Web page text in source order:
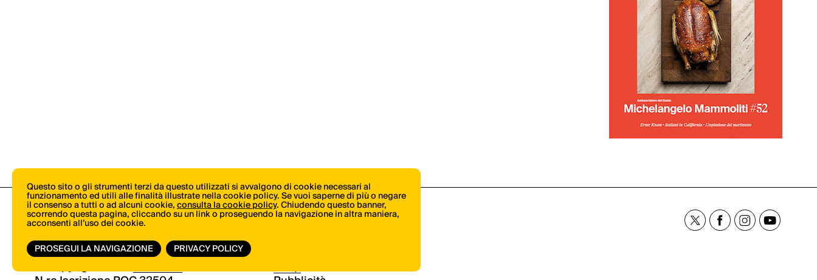
© Copyright 2026.Vertical.it Shop
Questo sito o gli strumenti terzi da questo utilizzati si avvalgono di cookie necessari al
funzionamento ed utili alle finalità illustrate nella cookie policy. Se vuoi saperne di più o negare
il consenso a tutti o ad alcuni cookie,consulta la cookie policy. Chiudendo questo banner,
scorrendo questa pagina, cliccando su un link o proseguendo la navigazione in altra maniera,
acconsenti all’uso dei cookie.
PROSEGUI LA NAVIGAZIONE
PRIVACY POLICY